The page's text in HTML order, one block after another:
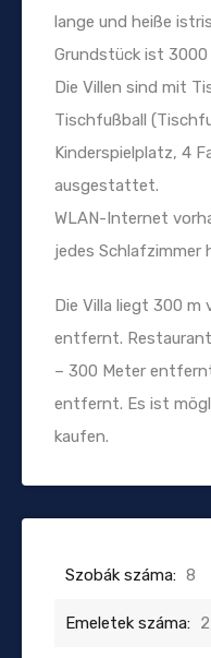
lange und heiße
Grundstück ist 3000
Die Villen sind mit
Tischfußball
Kinderspielplatz, 4
ausgestattet.
WLAN-Internet
jedes Schlafzimmer
Die Villa liegt 300 m
entfernt.
– 300 Meter
entfernt. Es ist
kaufen.
Szobák száma: 8
Emeletek száma: